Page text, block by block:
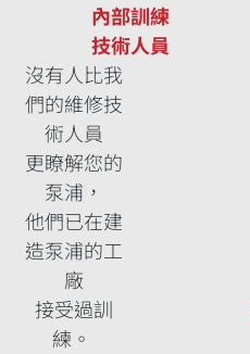
內部訓練
技術人員
沒有人比我
們的維修技
術人員
更瞭解您的
泵浦，
他們已在建
造泵浦的工
廠
接受過訓
練。